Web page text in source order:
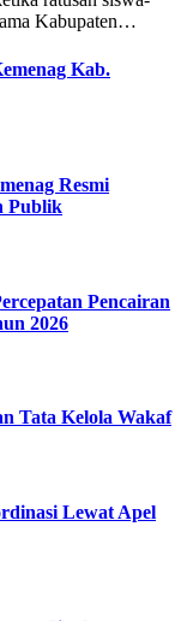
Kabupaten…
Kab.
Resmi
Publik
Pencairan
2026
Tata Kelola Wakaf
Lewat Apel